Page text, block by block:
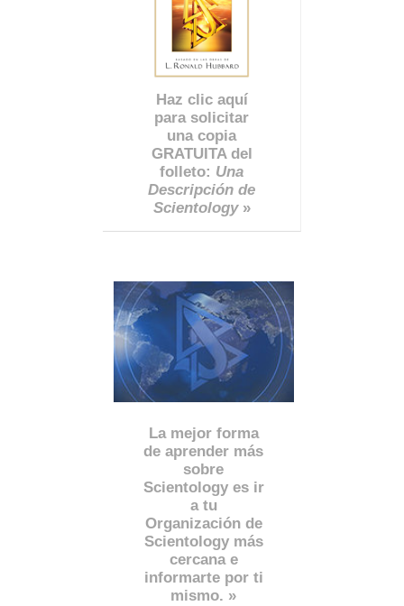
Haz clic aquí
para solicitar
una copia
GRATUITA del
folleto: Una
Descripción de
Scientology»
La mejor forma
de aprender más
sobre
Scientology es ir
a tu
Organización de
Scientology más
cercana e
informarte por ti
mismo. »